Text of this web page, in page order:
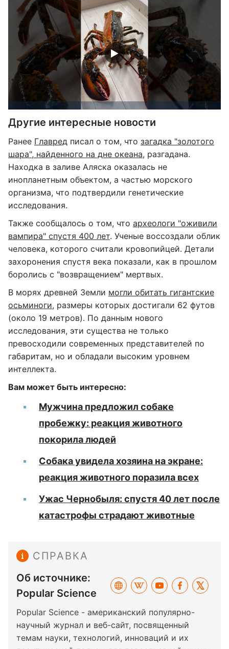
Другие интересные новости
Ранее Главред писал о том, что загадка "золотого
шара", найденного на дне океана, разгадана.
Находка в заливе Аляска оказалась не
инопланетным объектом, а частью морского
организма, что подтвердили генетические
исследования.
Также сообщалось о том, что археологи "оживили
вампира" спустя 400 лет. Ученые воссоздали облик
человека, которого считали кровопийцей. Детали
захоронения спустя века показали, как в прошлом
боролись с "возвращением" мертвых.
В морях древней Земли могли обитать гигантские
осьминоги, размеры которых достигали 62 футов
(около 19 метров). По данным нового
исследования, эти существа не только
превосходили современных представителей по
габаритам, но и обладали высоким уровнем
интеллекта.
Вам может быть интересно:
Мужчина предложил собаке
пробежку: реакция животного
покорила людей
Собака увидела хозяина на экране:
реакция животного поразила всех
Ужас Чернобыля: спустя 40 лет после
катастрофы страдают животные
СПРАВКА
Об источнике:
Popular Science
Popular Science - американский популярно-
научный журнал и веб-сайт, посвященный
темам науки, технологий, инноваций и их